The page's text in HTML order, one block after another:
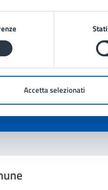
Accetta selezionati
le informazioni
su 5